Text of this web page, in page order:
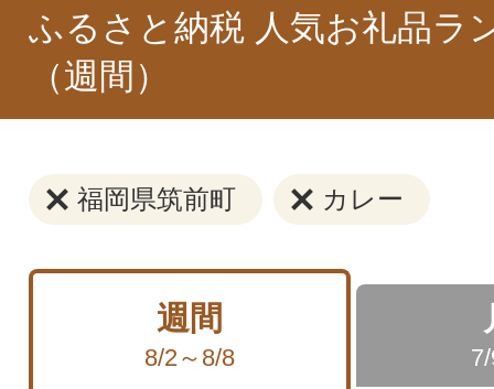
ふるさと納税 人気お礼品ラ
（週間）
福岡県筑前町 カレー
週間
8/2～8/8